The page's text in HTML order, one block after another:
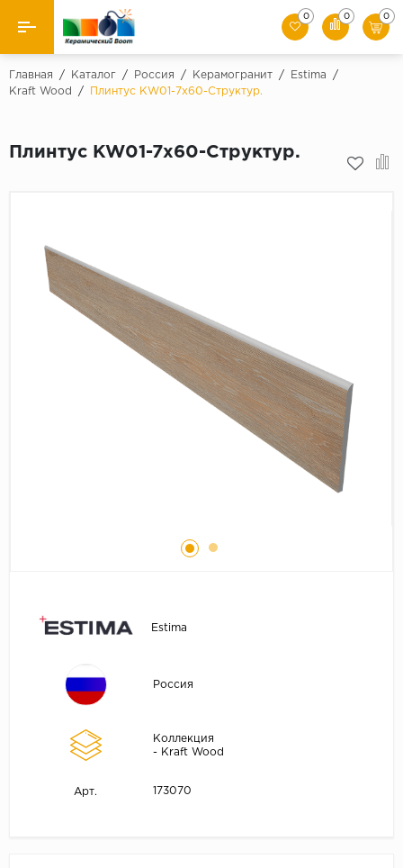
Назад
Керамическая плитка
Искусственный камень
0 0 0
Главная / Каталог / Россия / Керамогранит / Estima
/
Kraft Wood
/ Плинтус KW01-7x60-Структур.
Плинтус KW01-7x60-Структур.
Estima
Россия
Коллекция
- Kraft Wood
Арт. 173070